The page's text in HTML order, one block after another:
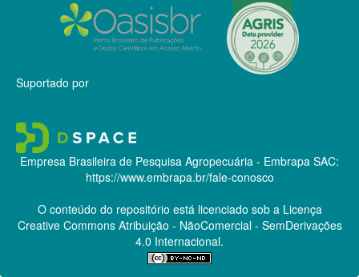
Suportado por
Empresa Brasileira de Pesquisa Agropecuária - Embrapa SAC:
https://www.embrapa.br/fale-conosco
O conteúdo do repositório está licenciado sob a Licença
Creative CommonsAtribuição - NãoComercial - SemDerivações
4.0 Internacional.